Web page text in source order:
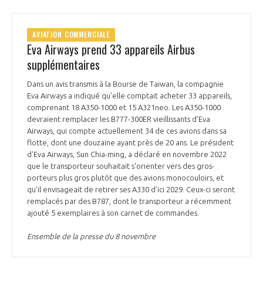
AVIATION COMMERCIALE
Eva Airways prend 33 appareils Airbus
supplémentaires
Dans un avis transmis à la Bourse de Taiwan, la compagnie
Eva Airways a indiqué qu'elle comptait acheter 33 appareils,
comprenant 18 A350-1000 et 15 A321neo. Les A350-1000
devraient remplacer les B777-300ER vieillissants d'Eva
Airways, qui compte actuellement 34 de ces avions dans sa
flotte, dont une douzaine ayant près de 20 ans. Le président
d'Eva Airways, Sun Chia-ming, a déclaré en novembre 2022
que le transporteur souhaitait s'orienter vers des gros-
porteurs plus gros plutôt que des avions monocouloirs, et
qu'il envisageait de retirer ses A330 d'ici 2029. Ceux-ci seront
remplacés par des B787, dont le transporteur a récemment
ajouté 5 exemplaires à son carnet de commandes.
Ensemble de la presse du 8 novembre